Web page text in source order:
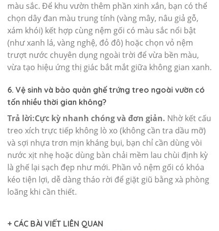
màu sắc. Để khu vườn thêm phần xinh xắn, bạn có thể
chọn dây đan màu trung tính (vàng mây, nâu giả gỗ,
xám khói) kết hợp cùng nệm gối có màu sắc nổi bật
(như xanh lá, vàng nghệ, đỏ đô) hoặc chọn vỏ nệm
trượt nước chuyên dụng ngoài trời để vừa bền màu,
vừa tạo hiệu ứng thị giác bắt mắt giữa không gian xanh.
6. Vệ sinh và bảo quản ghế trứng treo ngoài vườn có
tốn nhiều thời gian không?
Trả lời:Cực kỳ nhanh chóng và đơn giản. Nhờ kết cấu
treo xích trực tiếp không lò xo (không cần tra dầu mỡ)
và sợi nhựa trơn mịn kháng bụi, bạn chỉ cần dùng vòi
nước xịt nhẹ hoặc dùng bàn chải mềm lau chùi định kỳ
là ghế lại sạch đẹp như mới. Phần vỏ nệm gối có khóa
kéo tiện lợi, dễ dàng tháo rời để giặt giũ bằng xà phòng
loãng khi cần thiết.
+ CÁC BÀI VIẾT LIÊN QUAN